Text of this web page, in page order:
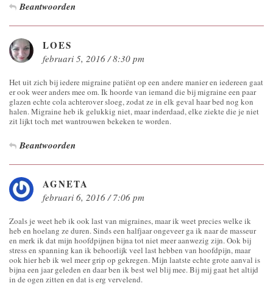
Beantwoorden
LOES
februari 5, 2016 / 8:30 pm
Het uit zich bij iedere migraine patiënt op een andere manier en iedereen gaat
er ook weer anders mee om. Ik hoorde van iemand die bij migraine een paar
glazen echte cola achterover sloeg, zodat ze in elk geval haar bed nog kon
halen. Migraine heb ik gelukkig niet, maar inderdaad, elke ziekte die je niet
zit lijkt toch met wantrouwen bekeken te worden.
Beantwoorden
AGNETA
februari 6, 2016 / 7:06 pm
Zoals je weet heb ik ook last van migraines, maar ik weet precies welke ik
heb en hoelang ze duren. Sinds een halfjaar ongeveer ga ik naar de masseur
en merk ik dat mijn hoofdpijnen bijna tot niet meer aanwezig zijn. Ook bij
stress en spanning kan ik behoorlijk veel last hebben van hoofdpijn, maar
ook hier heb ik wel meer grip op gekregen. Mijn laatste echte grote aanval is
bijna een jaar geleden en daar ben ik best wel blij mee. Bij mij gaat het altijd
in de ogen zitten en dat is erg vervelend.